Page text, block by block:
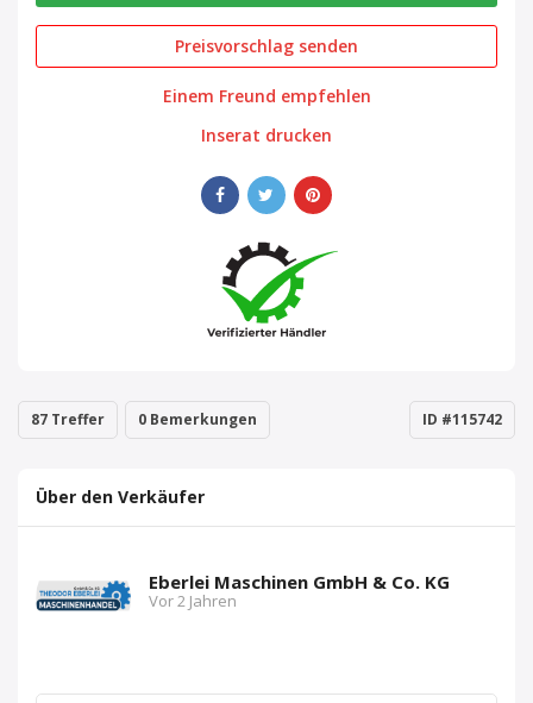
Preisvorschlag senden
Einem Freund empfehlen
Inserat drucken
87 Treffer 0 Bemerkungen ID #115742
Über den Verkäufer
Eberlei Maschinen GmbH & Co. KG
Vor 2 Jahren